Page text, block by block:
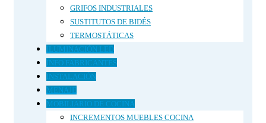
GRIFOS INDUSTRIALES
SUSTITUTOS DE BIDÉS
TERMOSTÁTICAS
ILUMINACIÓN LED
INFO FABRICANTES
INSTALACIÓN
MENAJE
MOBILIARIO DE COCINA
INCREMENTOS MUEBLES COCINA